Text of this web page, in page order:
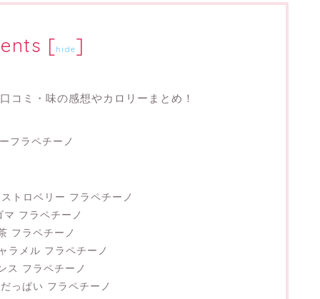
[hide]
コミ・味の感想やカロリーまとめ！
フラペチーノ
ロベリー フラペチーノ
フラペチーノ
フラペチーノ
メル フラペチーノ
フラペチーノ
ぱい フラペチーノ